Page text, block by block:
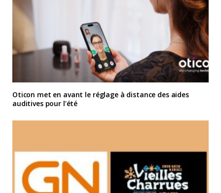
Oticon met en avant le réglage à distance des aides
auditives pour l’été